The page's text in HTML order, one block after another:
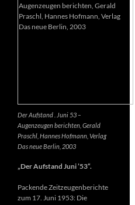
Der Aufstand . Juni 53 –
Augenzeugen berichten, Gerald
Praschl, Hannes Hofmann, Verlag
Das neue Berlin, 2003
„Der Aufstand Juni ’53“.
Packende Zeitzeugenberichte
zum 17. Juni 1953: Die